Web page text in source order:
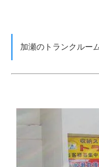
加瀬のトランクルー